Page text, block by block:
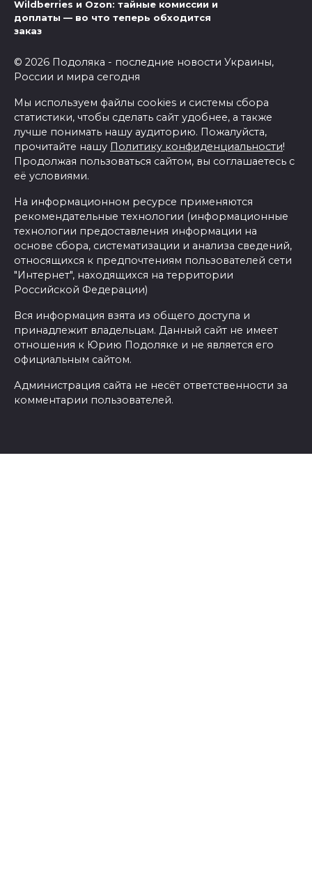
Wildberries и Ozon: тайные комиссии и
доплаты — во что теперь обходится
заказ
© 2026 Подоляка - последние новости Украины,
России и мира сегодня
Мы используем файлы cookies и системы сбора
статистики, чтобы сделать сайт удобнее, а также
лучше понимать нашу аудиторию. Пожалуйста,
прочитайте нашу Политику конфиденциальности!
Продолжая пользоваться сайтом, вы соглашаетесь с
её условиями.
На информационном ресурсе применяются
рекомендательные технологии (информационные
технологии предоставления информации на
основе сбора, систематизации и анализа сведений,
относящихся к предпочтениям пользователей сети
"Интернет", находящихся на территории
Российской Федерации)
Вся информация взята из общего доступа и
принадлежит владельцам. Данный сайт не имеет
отношения к Юрию Подоляке и не является его
официальным сайтом.
Администрация сайта не несёт ответственности за
комментарии пользователей.